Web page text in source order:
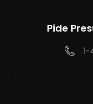
Pide